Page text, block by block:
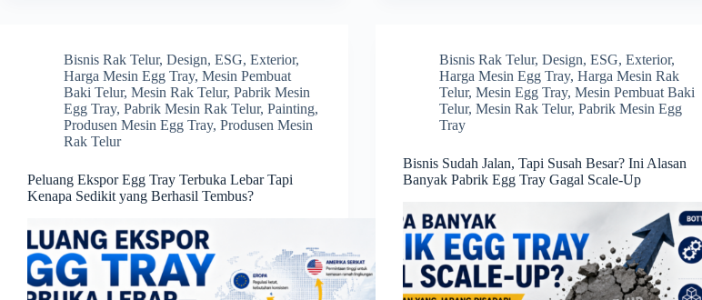
Bisnis Rak Telur, Design, ESG, Exterior,
Harga Mesin Egg Tray, Mesin Pembuat
Baki Telur, Mesin Rak Telur, Pabrik Mesin
Egg Tray, Pabrik Mesin Rak Telur, Painting,
Produsen Mesin Egg Tray, Produsen Mesin
Rak Telur
Peluang Ekspor Egg Tray Terbuka Lebar Tapi
Kenapa Sedikit yang Berhasil Tembus?
Bisnis Rak Telur,Design,ESG,Exterior,
Harga Mesin Egg Tray,Harga Mesin Rak
Telur,Mesin Egg Tray,Mesin Pembuat Baki
Telur,Mesin Rak Telur,Pabrik Mesin Egg
Tray
Bisnis Sudah Jalan, Tapi Susah Besar? Ini Alasan
Banyak Pabrik Egg Tray Gagal Scale-Up